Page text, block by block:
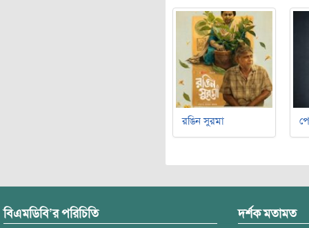
রঙিন সুরমা
বিএমডিবি’র পরিচিতি দর্শক মতামত